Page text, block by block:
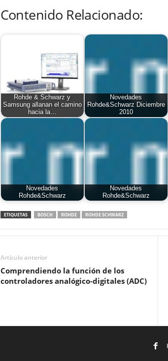
Contenido Relacionado:
Rohde & Schwarz y
Samsung allanan el camino
hacia la…
Novedades
Rohde&Schwarz Diciembre
2010
Novedades
Rohde&Schwarz
Novedades
Rohde&Schwarz
ETIQUETAS BOSCH ROHDE ROHDE SCHWARZ
Artículo anterior
Comprendiendo la función de los
controladores analógico-digitales (ADC)